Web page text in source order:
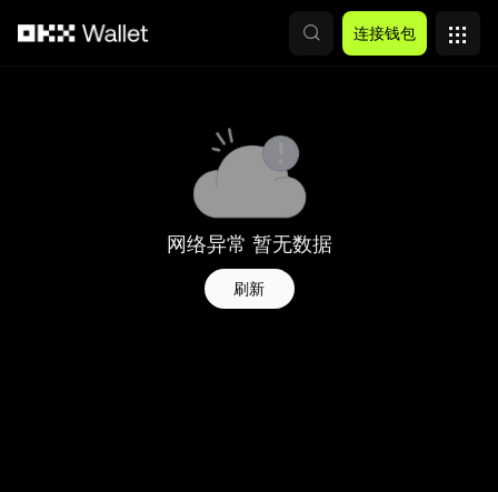
连接钱包
网络异常 暂无数据
刷新